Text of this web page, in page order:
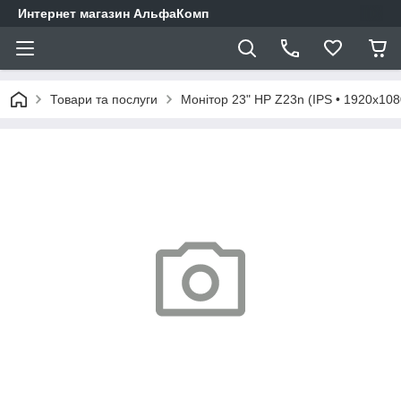
Интернет магазин АльфаКомп
Товари та послуги Монітор 23" HP Z23n (IPS •